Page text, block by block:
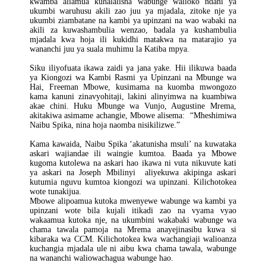
ukumbi waruhusu akili zao juu ya mjadala, zitoke nje ya
ukumbi ziambatane na kambi ya upinzani na wao wabaki na
akili za kuwashambulia wenzao, badala ya kushambulia
mjadala kwa hoja ili kukidhi matakwa na matarajio ya
wananchi juu ya suala muhimu la Katiba mpya.
Siku iliyofuata ikawa zaidi ya jana yake. Hii ilikuwa baada
ya Kiongozi wa Kambi Rasmi ya Upinzani na Mbunge wa
Hai, Freeman Mbowe, kusimama na kuomba mwongozo
kama kanuni zinavyohitaji, lakini alinyimwa na kuambiwa
akae chini. Huku Mbunge wa Vunjo, Augustine Mrema,
akitakiwa asimame achangie, Mbowe alisema: “Mheshimiwa
Naibu Spika, nina hoja naomba nisikilizwe.”
Kama kawaida, Naibu Spika ‘akatunisha msuli’ na kuwataka
askari wajiandae ili waingie kumtoa. Baada ya Mbowe
kugoma kutolewa na askari hao ikawa ni vuta nikuvute kati
ya askari na Joseph Mbilinyi aliyekuwa akipinga askari
kutumia nguvu kumtoa kiongozi wa upinzani. Kilichotokea
wote tunakijua.
Mbowe alipoamua kutoka mwenyewe wabunge wa kambi ya
upinzani wote bila kujali itikadi zao na vyama vyao
wakaamua kutoka nje, na ukumbini wakabaki wabunge wa
chama tawala pamoja na Mrema anayejinasibu kuwa si
kibaraka wa CCM. Kilichotokea kwa wachangiaji walioanza
kuchangia mjadala ule ni aibu kwa chama tawala, wabunge
na wananchi waliowachagua wabunge hao.